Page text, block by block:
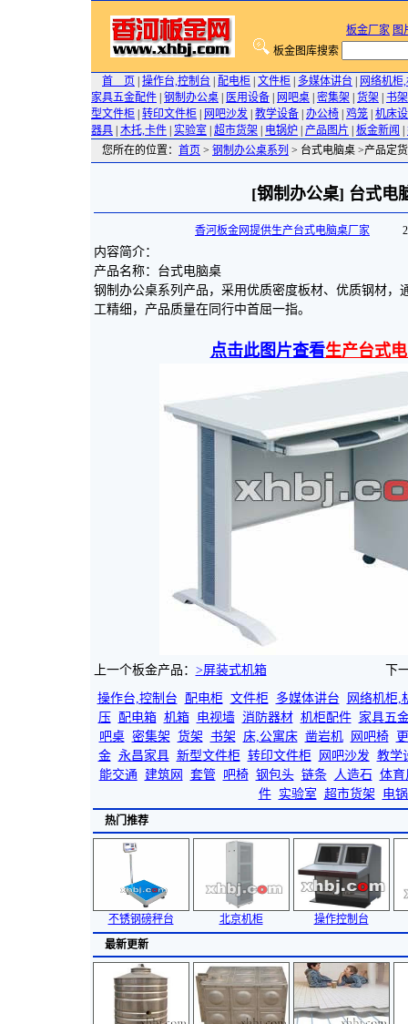
板金厂家 图
板金图库搜索
首 页 操作台,控制台 配电柜 文件柜 多媒体讲台
网络机柜
家具五金配件 钢制办公桌 医用设备 网吧桌 密集架 货架 书架
型文件柜 转印文件柜 网吧沙发 教学设备 办公椅 鸡笼 机床
器具 木托,卡件 实验室 超市货架 电锅炉 产品图片 板金新闻
您所在的位置： 首页 > 钢制办公桌系列 > 台式电脑桌 >产品定
[钢制办公桌] 台式电
香河板金网提供生产台式电脑桌厂家
内容简介：
产品名称：台式电脑桌
钢制办公桌系列产品，采用优质密度板材、优质钢材，
工精细，产品质量在同行中首屈一指。
点击此图片查看生产台式
上一个板金产品： >屏装式机箱 下
操作台,控制台 配电柜 文件柜 多媒体讲台
网络机柜,
压
配电箱 机箱 电视墙 消防器材 机柜配件
家具五
吧桌 密集架 货架 书架 床,公寓床 凿岩机 网吧椅
金 永昌家具 新型文件柜 转印文件柜 网吧沙发 教学
能交通
建筑网 套管 吧椅 钢包头 链条 人造石 体育
件
实验室 超市货架 电
热门推荐
不锈钢磅秤台 北京机柜
操作控制台
最新更新